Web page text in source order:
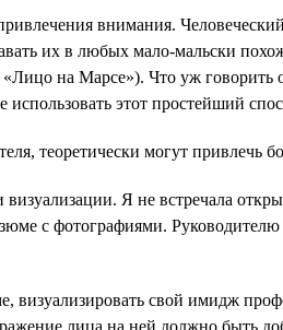
внимания.
их в любых мало-мальски
на Марсе»). Что уж говорить
этот простейший
теоретически могут привлечь
Я не встречала
с фотографиями.
свой имидж
лица на ней должно быть